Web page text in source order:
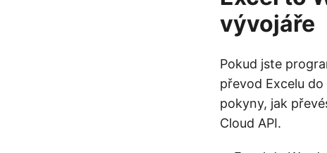
vývojáře
Pokud jste
převod Excelu
pokyny, jak
Cloud API.